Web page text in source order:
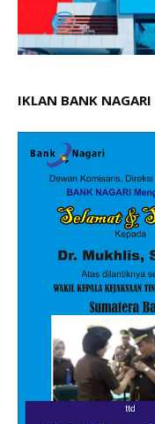
IKLAN BANK NAGARI